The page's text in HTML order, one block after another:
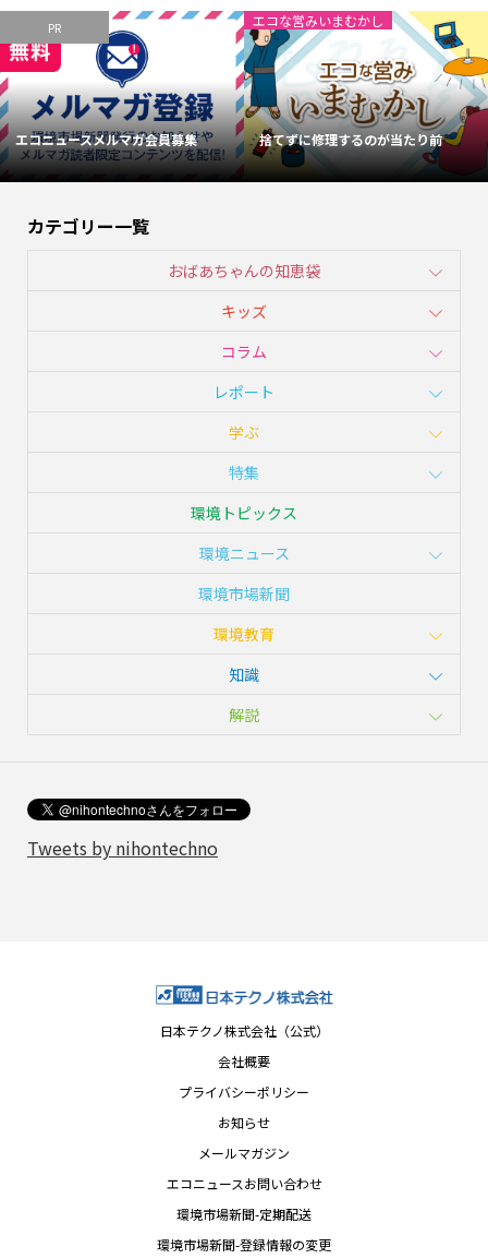
PR
エコニュースメルマガ会員募集
エコな営みいまむかし
捨てずに修理するのが当たり前
カテゴリー一覧
おばあちゃんの知恵袋
キッズ
コラム
レポート
学ぶ
特集
環境トピックス
環境ニュース
環境市場新聞
環境教育
知識
解説
Tweets by nihontechno
日本テクノ株式会社（公式）
会社概要
プライバシーポリシー
お知らせ
メールマガジン
エコニュースお問い合わせ
環境市場新聞-定期配送
環境市場新聞-登録情報の変更